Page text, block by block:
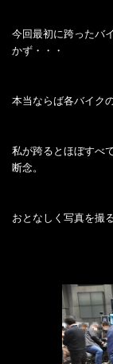
今回最初に跨ったバ
かず・・・
本当ならば各バイク
私が跨るとほぼすべ
断念。
おとなしく写真を撮